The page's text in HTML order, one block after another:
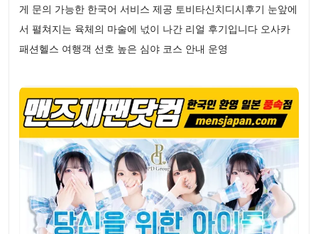
게 문의 가능한 한국어 서비스 제공 토비타신치디시후기 눈앞에
서 펼쳐지는 육체의 마술에 넋이 나간 리얼 후기입니다 오사카
패션헬스 여행객 선호 높은 심야 코스 안내 운영